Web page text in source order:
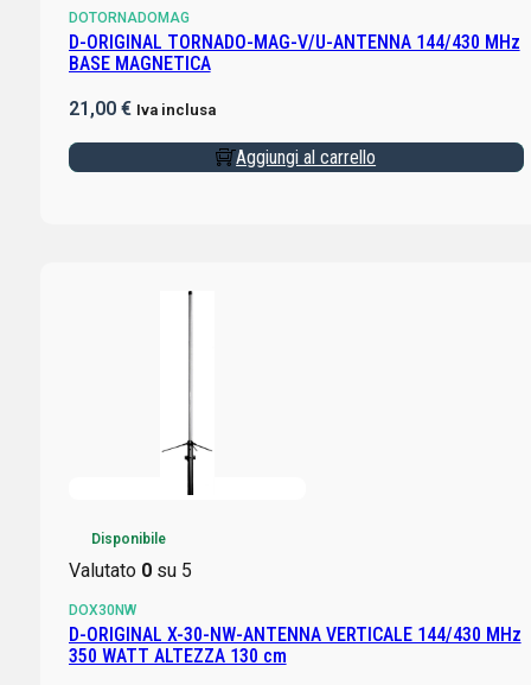
DOTORNADOMAG
D-ORIGINAL TORNADO-MAG-V/U-ANTENNA 144/430 MHz
BASE MAGNETICA
21,00 € Iva inclusa
Aggiungi al carrello
Disponibile
Valutato 0su 5
DOX30NW
D-ORIGINAL X-30-NW-ANTENNA VERTICALE 144/430 MHz
350 WATT ALTEZZA 130 cm